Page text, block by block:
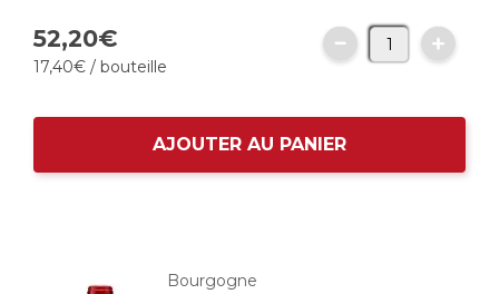
52,20€
17,40€ / bouteille
AJOUTER AU PANIER
Bourgogne